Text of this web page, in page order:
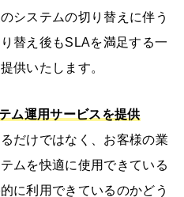
システムの切り替えに伴う
替え後もSLAを満足する一
供いたします。
ム運用サービスを提供
だけではなく、お客様の業
ムを快適に使用できている
に利用できているのかどう